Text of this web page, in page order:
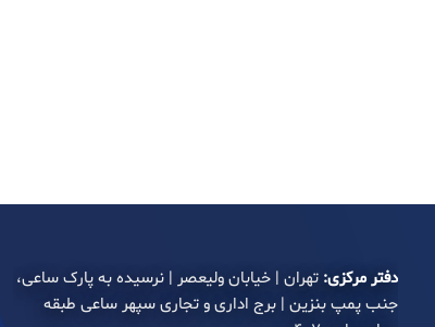
دفتر مرکزی: تهران | خیابان ولیعصر | نرسیده به پارک ساعی،
جنب پمپ بنزین | برج اداری و تجاری سپهر ساعی طبقه